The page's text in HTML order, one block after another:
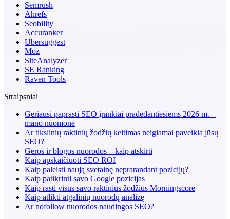
Semrush
Ahrefs
Seobility
Accuranker
Ubersuggest
Moz
SiteAnalyzer
SE Ranking
Raven Tools
Straipsniai
Geriausi paprasti SEO įrankiai pradedantiesiems 2026 m. –
mano nuomonė
Ar tikslinių raktinių žodžių keitimas neigiamai paveikia jūsų
SEO?
Geros ir blogos nuorodos – kaip atskirti
Kaip apskaičiuoti SEO ROI
Kaip paleisti naują svetainę neprarandant pozicijų?
Kaip patikrinti savo Google pozicijas
Kaip rasti visus savo raktinius žodžius Morningscore
Kaip atlikti atgalinių nuorodų analizę
Ar nofollow nuorodos naudingos SEO?